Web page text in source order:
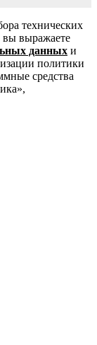
технических
вы выражаете
данных и
политики
средства